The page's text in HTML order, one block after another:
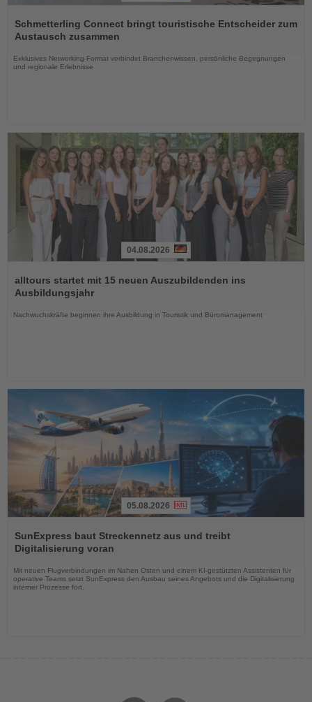
Sie
die
Schmetterling Connect bringt touristische Entscheider zum
Austausch zusammen
Exklusives Networking-Format verbindet Branchenwissen, persönliche Begegnungen
und regionale Erlebnisse
Sie
die
04.08.2026
alltours startet mit 15 neuen Auszubildenden ins
Ausbildungsjahr
Nachwuchskräfte beginnen ihre Ausbildung in Touristik und Büromanagement
Sie
die
Nachrichten
05.08.2026
SunExpress baut Streckennetz aus und treibt
Digitalisierung voran
Mit neuen Flugverbindungen im Nahen Osten und einem KI-gestützten Assistenten für
operative Teams setzt SunExpress den Ausbau seines Angebots und die Digitalisierung
interner Prozesse fort.